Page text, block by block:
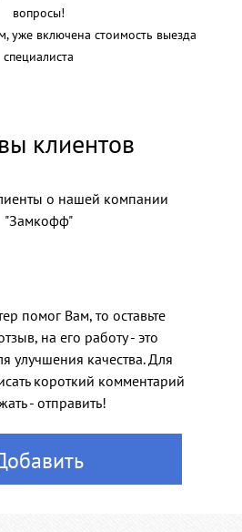
вопросы!
уже включена стоимость выезда
специалиста
клиентов
о нашей компании
"Замкофф"
помог Вам, то оставьте
на его работу - это
улучшения качества. Для
короткий комментарий
- отправить!